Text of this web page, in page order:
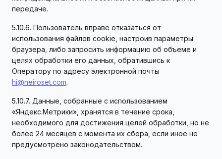
передаче.
5.10.6. Пользователь вправе отказаться от
использования файлов cookie, настроив параметры
браузера, либо запросить информацию об объеме и
целях обработки его данных, обратившись к
Оператору по адресу электронной почты
hi@neiroset.com.
5.10.7. Данные, собранные с использованием
«Яндекс.Метрики», хранятся в течение срока,
необходимого для достижения целей обработки, но не
более 24 месяцев с момента их сбора, если иное не
предусмотрено законодательством.